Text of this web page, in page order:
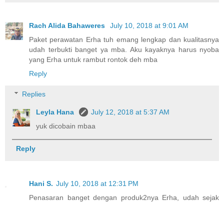
Rach Alida Bahaweres
July 10, 2018 at 9:01 AM
Paket perawatan Erha tuh emang lengkap dan kualitasnya
udah terbukti banget ya mba. Aku kayaknya harus nyoba
yang Erha untuk rambut rontok deh mba
Reply
Replies
Leyla Hana
July 12, 2018 at 5:37 AM
yuk dicobain mbaa
Reply
Hani S. July 10, 2018 at 12:31 PM
Penasaran banget dengan produk2nya Erha, udah sejak